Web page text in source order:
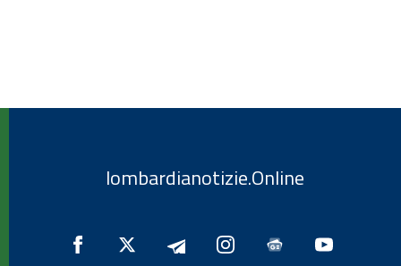
lombardianotizie.Online